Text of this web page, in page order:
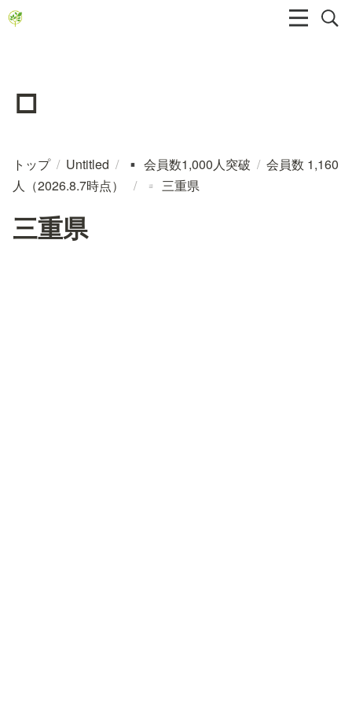
▫️
トップ / Untitled / ▪️ 会員数1,000人突破 / 会員数 1,160
人（2026.8.7時点）
/ ▫️ 三重県
三重県